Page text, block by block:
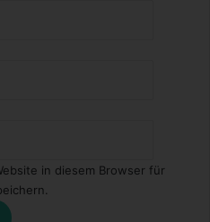
in diesem Browser für